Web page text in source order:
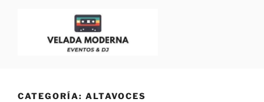
CATEGORÍA: ALTAVOCES